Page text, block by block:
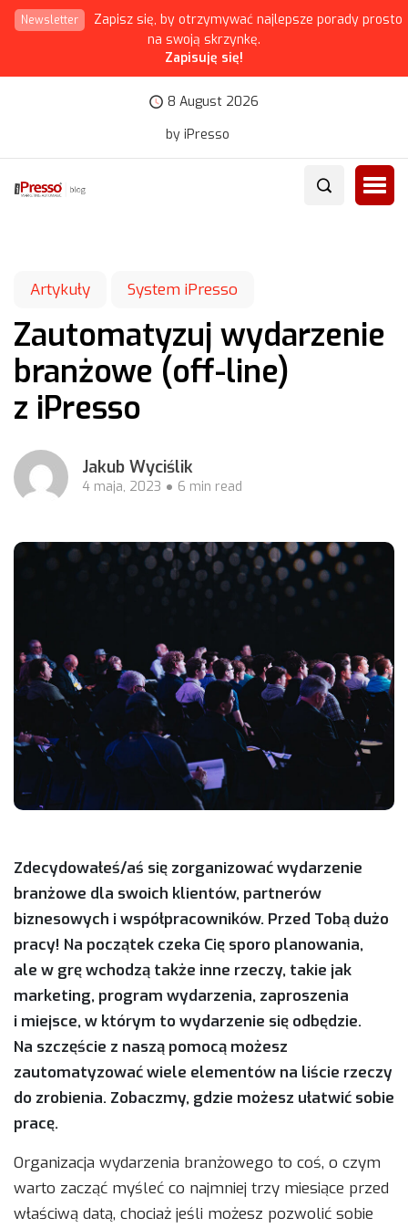
Newsletter
Zapisz się, by otrzymywać najlepsze porady prosto
na swoją skrzynkę.
Zapisuję się!
8 August 2026
by iPresso
Artykuły System iPresso
Zautomatyzuj wydarzenie
branżowe (off-line)
z iPresso
Jakub Wyciślik
4 maja, 2023 6 min read
Zdecydowałeś/aś się zorganizować wydarzenie
branżowe dla swoich klientów, partnerów
biznesowych i współpracowników. Przed Tobą dużo
pracy! Na początek czeka Cię sporo planowania,
ale w grę wchodzą także inne rzeczy, takie jak
marketing, program wydarzenia, zaproszenia
i miejsce, w którym to wydarzenie się odbędzie.
Na szczęście z naszą pomocą możesz
zautomatyzować wiele elementów na liście rzeczy
do zrobienia. Zobaczmy, gdzie możesz ułatwić sobie
pracę.
Organizacja wydarzenia branżowego to coś, o czym
warto zacząć myśleć co najmniej trzy miesiące przed
właściwą datą, chociaż jeśli możesz pozwolić sobie